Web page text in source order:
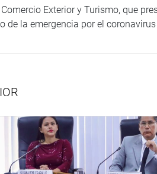
Exterior y Turismo, que
de la emergencia por el